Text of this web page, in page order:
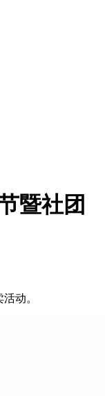
暨社团
动。